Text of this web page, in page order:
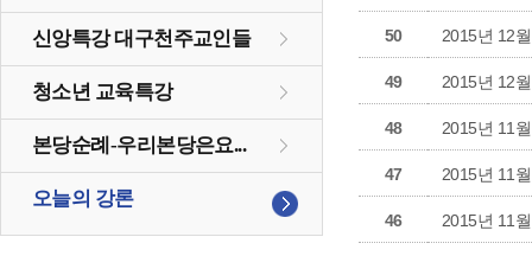
신앙특강 대구천주교인들
청소년 교육특강
본당순례-우리본당은요...
오늘의 강론
50 2015년 12
49 2015년 12
48 2015년 11
47 2015년 11
46 2015년 11